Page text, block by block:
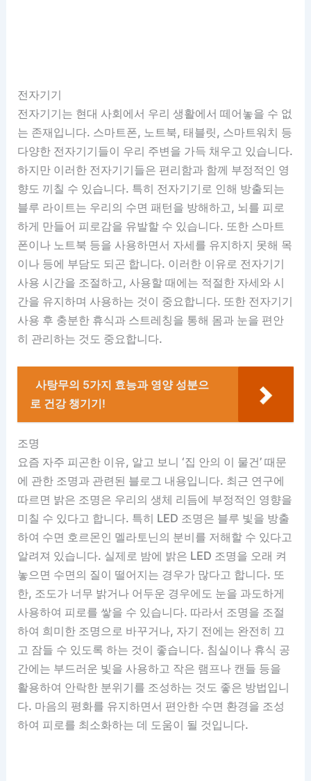
전자기기
전자기기는 현대 사회에서 우리 생활에서 떼어놓을 수 없
는 존재입니다. 스마트폰, 노트북, 태블릿, 스마트워치 등
다양한 전자기기들이 우리 주변을 가득 채우고 있습니다.
하지만 이러한 전자기기들은 편리함과 함께 부정적인 영
향도 끼칠 수 있습니다. 특히 전자기기로 인해 방출되는
블루 라이트는 우리의 수면 패턴을 방해하고, 뇌를 피로
하게 만들어 피로감을 유발할 수 있습니다. 또한 스마트
폰이나 노트북 등을 사용하면서 자세를 유지하지 못해 목
이나 등에 부담도 되곤 합니다. 이러한 이유로 전자기기
사용 시간을 조절하고, 사용할 때에는 적절한 자세와 시
간을 유지하며 사용하는 것이 중요합니다. 또한 전자기기
사용 후 충분한 휴식과 스트레칭을 통해 몸과 눈을 편안
히 관리하는 것도 중요합니다.
사탕무의 5가지 효능과 영양 성분으
로 건강 챙기기!
조명
요즘 자주 피곤한 이유, 알고 보니 ‘집 안의 이 물건’ 때문
에 관한 조명과 관련된 블로그 내용입니다. 최근 연구에
따르면 밝은 조명은 우리의 생체 리듬에 부정적인 영향을
미칠 수 있다고 합니다. 특히 LED 조명은 블루 빛을 방출
하여 수면 호르몬인 멜라토닌의 분비를 저해할 수 있다고
알려져 있습니다. 실제로 밤에 밝은 LED 조명을 오래 켜
놓으면 수면의 질이 떨어지는 경우가 많다고 합니다. 또
한, 조도가 너무 밝거나 어두운 경우에도 눈을 과도하게
사용하여 피로를 쌓을 수 있습니다. 따라서 조명을 조절
하여 희미한 조명으로 바꾸거나, 자기 전에는 완전히 끄
고 잠들 수 있도록 하는 것이 좋습니다. 침실이나 휴식 공
간에는 부드러운 빛을 사용하고 작은 램프나 캔들 등을
활용하여 안락한 분위기를 조성하는 것도 좋은 방법입니
다. 마음의 평화를 유지하면서 편안한 수면 환경을 조성
하여 피로를 최소화하는 데 도움이 될 것입니다.